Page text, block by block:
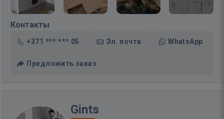
Контакты
+371 *** *** 05 Эл. почта WhatsApp
Предложить заказ
Gints